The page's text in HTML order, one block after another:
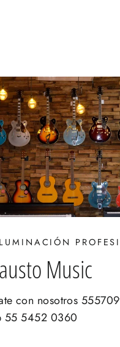
Music
con nosotros
55 5452 0360